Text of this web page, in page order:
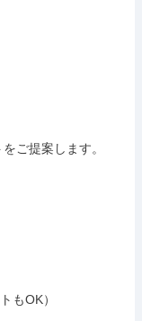
ご提案します。
もOK）